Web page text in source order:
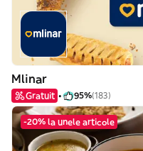
Mlinar
Gratuit 95%(183)
-20% la unele articole